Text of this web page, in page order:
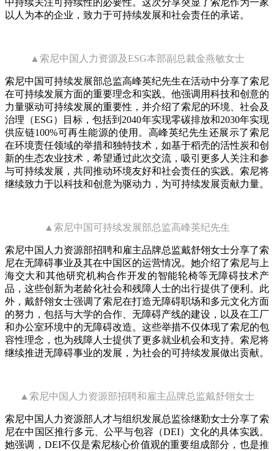
以人为本的企业，致力于可持续发展和社会责任的承诺。
▲索尼中国人力资源及ESG本部副总裁金燕敏女士
索尼中国可持续发展部总监高峰英纪先生在活动中分享了索尼
在可持续发展方面的重要理念和实践。他强调用科技和创意的
力量驱动可持续发展的重要性，并介绍了索尼的环境、社会及
治理（ESG）目标，包括到2040年实现零碳排放和2030年实现
供应链100%可再生能源的使用。高峰英纪先生还展示了索尼
在环境责任领域的举措和独特技术，如基于稻壳的活性炭和创
新的生态农业技术，希望通过此次交流，吸引更多人关注和参
与可持续发展，共同推动环境友好和社会责任的实践。索尼将
继续致力于以科技和创意为驱动力，为可持续发展贡献力量。
▲索尼中国可持续发展部总监高峰英纪先生
索尼中国人力资源部招聘和雇主品牌总监戴舒翎女士分享了索
尼在无障碍事业及其在中国区的运营情况。她介绍了索尼与上
海交大和其他研究机构合作开发的智能轮椅等无障碍技术产
品，这些创新为老龄化社会和残障人士的出行提供了便利。此
外，戴舒翎女士强调了索尼在打造无障碍职场和多元文化方面
的努力，包括与大学的合作、无障碍产线的建设，以及在工厂
和办公室环境中的无障碍改造。这些举措不仅体现了索尼的包
容性理念，也为残障人士提供了更多就业机会和支持。索尼将
继续推进无障碍事业的发展，为社会的可持续发展做出贡献。
▲索尼中国人力资源部招聘和雇主品牌总监戴舒翎女士
索尼中国人力资源部人才与组织发展总监徐继勤女士分享了索
尼在中国区推行多元、公平与包容（DEI）文化的具体实践。
她强调，DEI不仅是索尼核心价值观的重要组成部分，也是推